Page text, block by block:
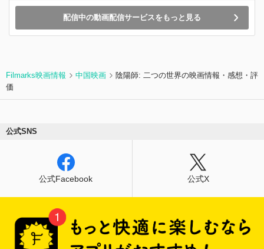
配信中の動画配信サービスをもっと見る
Filmarks映画情報 中国映画
陰陽師: 二つの世界の映画情報・感想・評
価
公式SNS
公式Facebook 公式X